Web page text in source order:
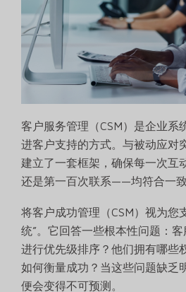
客户服务管理（CSM）是企业系
进客户支持的方式。与被动应对
建立了一套框架，确保每一次
还是第一百次联系——均符合一致
将客户成功管理（CSM）视为您
统”。它回答一些根本性问题：
进行优先级排序？他们拥有哪些
如何衡量成功？当这些问题缺乏
便会变得不可预测。